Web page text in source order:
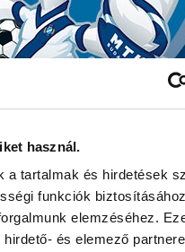
használ.
a tartalmak és hirdetések
funkciók
elemzéséhez.
és elemező